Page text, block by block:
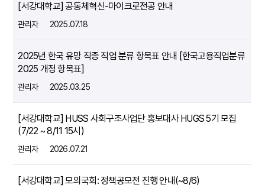
[서강대학교] 공동체혁신-마이크로전공 안내
관리자 2025.07.18
2025년 한국 유망 직종 직업 분류 항목표 안내 [한국고용직업분류
2025 개정 항목표]
관리자 2025.03.25
[서강대학교] HUSS 사회구조사업단 홍보대사 HUGS 5기 모집
(7/22 ~ 8/11 15시)
관리자 2026.07.21
[서강대학교] 모의국회: 정책공모전 진행 안내(~8/6)